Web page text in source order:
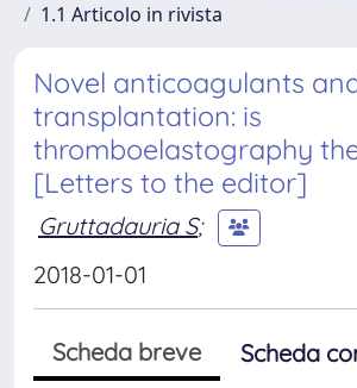
1.1 Articolo in rivista
Novel anticoagulants
transplantation: is
thromboelastography
[Letters to the editor]
Gruttadauria S;
2018-01-01
Scheda breve
Scheda